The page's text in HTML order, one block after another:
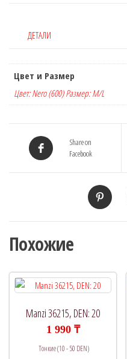
ДЕТАЛИ
Цвет и Размер
Цвет: Nero (600) Размер: M/L
Share on
Facebook
Похожие
Manzi 36215, DEN: 20
1 990 ₸
Тонкие (10 - 50 DEN)